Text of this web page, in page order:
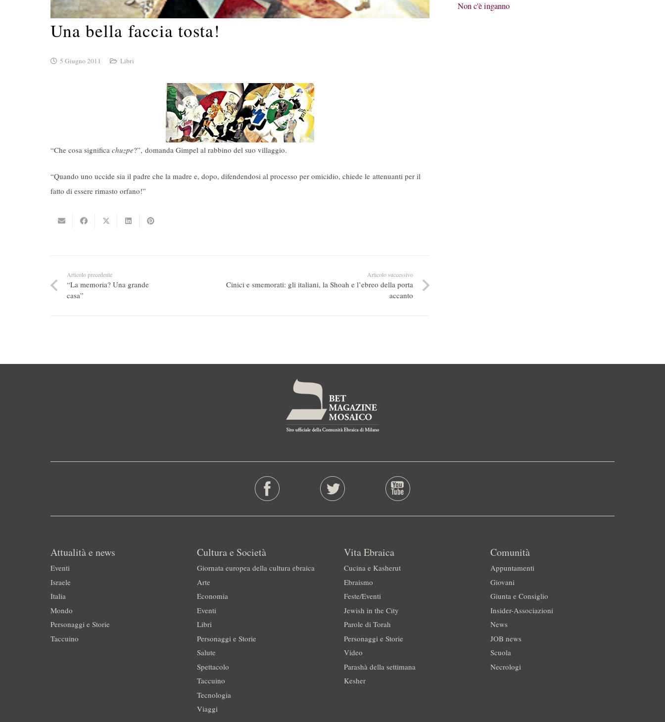
Una bella faccia tosta!
5 Giugno 2011 Libri
“Che cosa significa chuzpe?”, domanda Gimpel al rabbino del suo villaggio.
“Quando uno uccide sia il padre che la madre e, dopo, difendendosi al processo per omicidio, chiede le attenuanti per il
fatto di essere rimasto orfano!”
Articolo precedente
“La memoria? Una grande
casa”
Articolo successivo
Cinici e smemorati: gli italiani, la Shoah e l’ebreo della porta
accanto
Non c'è inganno
Attualità e news
Eventi
Israele
Italia
Mondo
Personaggi e Storie
Taccuino
Cultura e Società
Giornata europea della cultura ebraica
Arte
Economia
Eventi
Libri
Personaggi e Storie
Salute
Spettacolo
Taccuino
Tecnologia
Viaggi
Vita Ebraica
Cucina e Kasherut
Ebraismo
Feste/Eventi
Jewish in the City
Parole di Torah
Personaggi e Storie
Video
Parashà della settimana
Kesher
Comunità
Appuntamenti
Giovani
Giunta e Consiglio
Insider-Associazioni
News
JOB news
Scuola
Necrologi